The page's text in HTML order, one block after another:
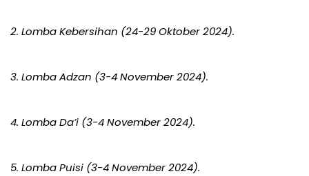
2. Lomba Kebersihan (24-29 Oktober 2024).
3. Lomba Adzan (3-4 November 2024).
4. Lomba Da’i (3-4 November 2024).
5. Lomba Puisi (3-4 November 2024).